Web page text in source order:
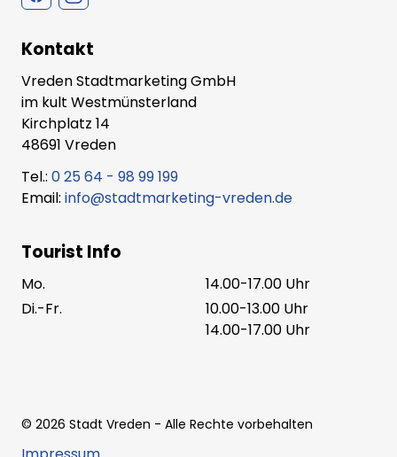
Kontakt
Vreden Stadtmarketing GmbH
im kult Westmünsterland
Kirchplatz 14
48691 Vreden
Tel.: 0 25 64 - 98 99 199
Email: info@stadtmarketing-vreden.de
Tourist Info
Mo.
14.00-17.00 Uhr
Di.-Fr.
10.00-13.00 Uhr
14.00-17.00 Uhr
© 2026 Stadt Vreden - Alle Rechte vorbehalten